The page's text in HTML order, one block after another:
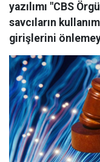
yazılımı "CBS
savcıların
girişlerini